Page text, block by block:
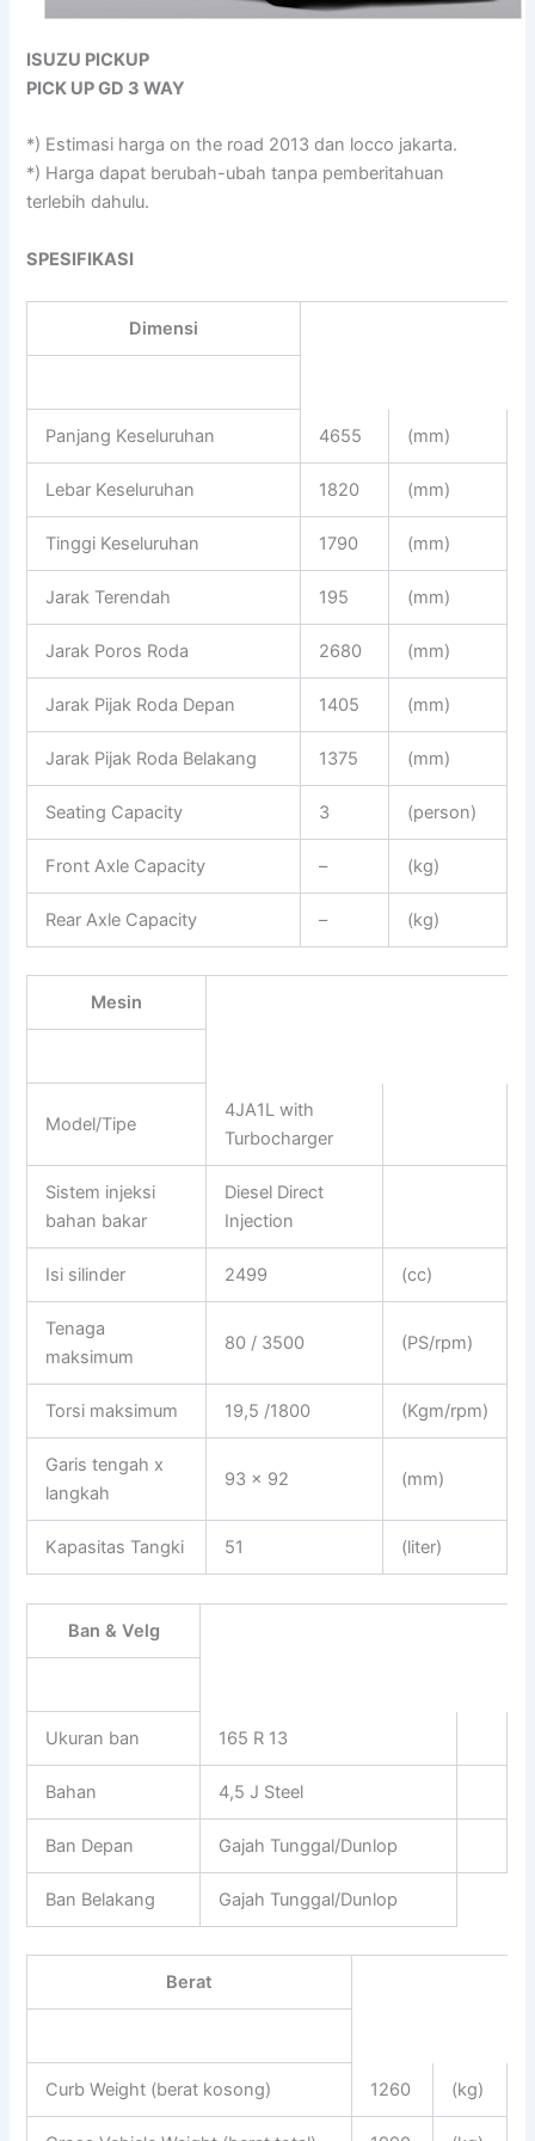
ISUZU PICKUP
PICK UP GD 3 WAY
*) Estimasi harga on the road 2013 dan locco jakarta.
*) Harga dapat berubah-ubah tanpa pemberitahuan
terlebih dahulu.
SPESIFIKASI
Dimensi
Panjang Keseluruhan 4655 (mm)
Lebar Keseluruhan 1820 (mm)
Tinggi Keseluruhan 1790 (mm)
Jarak Terendah 195 (mm)
Jarak Poros Roda 2680 (mm)
Jarak Pijak Roda Depan 1405 (mm)
Jarak Pijak Roda Belakang 1375 (mm)
Seating Capacity 3 (person)
Front Axle Capacity – (kg)
Rear Axle Capacity – (kg)
Mesin
Model/Tipe
4JA1L with
Turbocharger
Sistem injeksi
bahan bakar
Diesel Direct
Injection
Isi silinder 2499 (cc)
Tenaga
maksimum
80 / 3500 (PS/rpm)
Torsi maksimum 19,5 /1800 (Kgm/rpm)
Garis tengah x
langkah
93 x 92 (mm)
Kapasitas Tangki 51 (liter)
Ban & Velg
Ukuran ban 165 R 13
Bahan 4,5 J Steel
Ban Depan Gajah Tunggal/Dunlop
Ban Belakang Gajah Tunggal/Dunlop
Berat
Curb Weight (berat kosong) 1260 (kg)